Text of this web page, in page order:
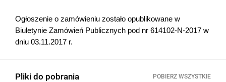
Ogłoszenie o zamówieniu zostało opublikowane w
Biuletynie Zamówień Publicznych pod nr 614102-N-2017 w
dniu 03.11.2017 r.
Pliki do pobrania POBIERZ WSZYSTKIE